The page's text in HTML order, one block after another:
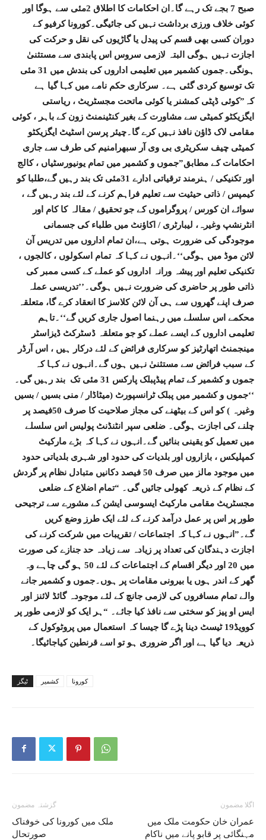
صبح 7 بجے تک رہے گا۔ان احکامات کا اطلاق 2مئی سے ہوگا اور
کوئی خلاف ورزی برداشت نہیں کی جائیگی۔کورونا کرفیو کے
دوران کسی بھی قسم کی پیدل یا گاڑیوں کی نقل و حرکت کی
اجازت نہیں ہوگی البتہ لازمی سروس اس پابندی سے مستثنیٰ
ہونگی۔جموں کشمیر میں تعلیمی اداروں کی بندش میں 31 مئی
تک توسیع کردی گئی ہے۔ سرکاری حکم نامے میں کہا گیا ہے
کہ”کوئی ڈپٹی کمشنر یا کوئی ماتحت مجسٹریٹ ، ریاستی
ایگزیکٹو کمیٹی سے مشاورت کے بغیر کنٹینمنٹ زون کے باہر ، کوئی
مقامی لاک ڈاؤن نافذ نہیں کرے گا۔چیئر پرسن اسٹیٹ ایگزیکٹو
کمیٹی چیف سکریٹری بی وی آر سبھرامنیم کی طرف سے جاری
احکامات کے مطابق”جموں و کشمیر میں تمام یونیورسٹیاں ، کالج
اور تکنیکی / ہنرمند ترقیاتی ادارے 31مئی تک بند رہیں گے،طلبا کو
کیمپس / ذاتی حیثیت سے تعلیم فراہم کرنے کے لئے بند رہیں گے ،
سوائے ان کورس / پروگراموں کے جو تحقیق / مقالہ کا کام اور
انٹرنشپ وغیرہ، لیبارٹری / اکاؤنٹ میں طلباء کی جسمانی
موجودگی کی ضرورت ہوتی ہے،ان تمام اداروں میں تدریس آن
لائن موڈ میں ہوگی‘‘۔انہوں نے کہا کہ تمام اسکولوں ، کالجوں ،
تکنیکی تعلیم اور پیشہ ورانہ اداروں کو عملے کے کسی ممبر کی
ذاتی طور پر حاضری کی ضرورت نہیں ہوگی۔’’تدریسی عملہ
صرف اپنے گھروں سے ہی آن لائن کلاسز کا انعقاد کرے گا، متعلقہ
محکمے اس سلسلے میں رہنما اصول جاری کریں گے‘‘۔تاہم
تعلیمی اداروں کے ایسے عملے کو جو متعلقہ ڈسٹرکٹ ڈیزاسٹر
مینجمنٹ اتھارٹیز کو سرکاری فرائض کے لئے درکار ہیں ، اس آرڈر
کے سبب فرائض سے مستثنیٰ نہیں ہوں گے۔انہوں نے کہا کہ
جموں و کشمیر کے تمام پیڈپبلک پارکس 31 مئی تک بند رہیں گی۔
‘‘جموں و کشمیر میں پبلک ٹرانسپورٹ (میٹاڈار / منی بسیں / بسیں
وغیرہ ) کو اس کے بیٹھنے کی مجاز صلاحیت کا صرف 50فیصد پر
چلنے کی اجازت ہوگی۔ ضلعی سپر انٹنڈنٹ پولیس اس سلسلے
میں تعمیل کو یقینی بنائیں گے۔انہوں نے کہا کہ بڑے مارکیٹ
کمپلیکس ، بازاروں اور بلدیات کی حدود اور شہری بلدیاتی حدود
میں موجود مالز میں صرف 50 فیصد دکانیں متبادل نظام پر گردش
کے نظام کے ذریعہ کھولی جائیں گی۔ “تمام اضلاع کے ضلعی
مجسٹریٹ مقامی مارکیٹ ایسوسی ایشن کے مشورے سے ترجیحی
طور پر اس پر عمل درآمد کرنے کے لئے ایک طرز وضع کریں
گے۔”انہوں نے کہا کہ اجتماعات / تقریبات میں شرکت کرنے کی
اجازت دہندگان کی تعداد پر زیادہ سے زیادہ حد جنازے کی صورت
میں 20 اور دیگر اقسام کے اجتماعات کے لئے 50 ہو گی چاہے وہ
گھر کے اندر ہوں یا بیرونی مقامات پر ہوں۔جموں و کشمیر جانے
والے تمام مسافروں کی لازمی جانچ کے لئے موجودہ گائڈ لائنز اور
ایس او پیز کو سختی سے نافذ کیا جائے۔ “ہر ایک کو لازمی طور پر
کوویڈ19 ٹیسٹ دینا پڑے گا جیسا کہ استعمال میں پروٹوکول کے
ذریعہ دیا گیا ہے اور اگر ضروری ہو تو اسے قرنطین کیاجائیگا۔
ٹیگز کشمیر کورونا
گزشتہ مضمون
ملک میں کورونا کی خوفناک
صورتحال
اگلا مضمون
عمران خان حکومت ملک میں
مہنگائی پر قابو پانے میں ناکام